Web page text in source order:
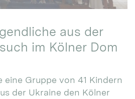
aus der
im Kölner Dom
eine Gruppe von 41 Kindern
der Ukraine den Kölner